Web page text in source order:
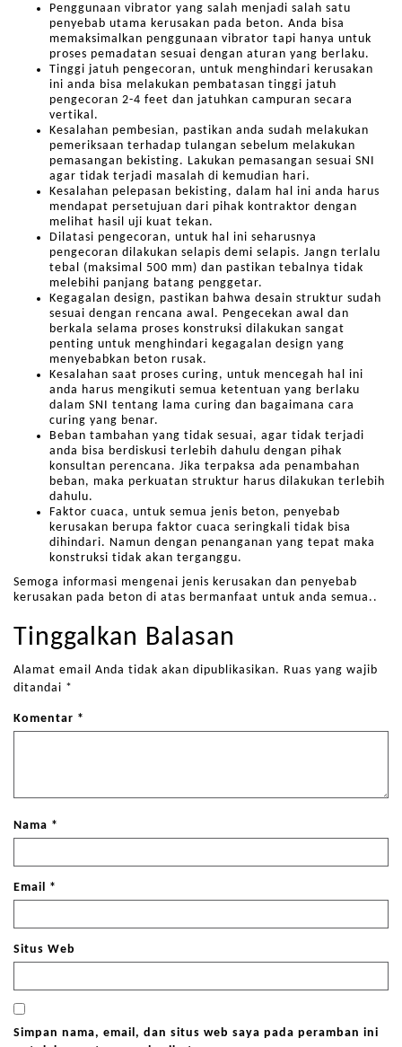
Penggunaan vibrator yang salah menjadi salah satu
penyebab utama kerusakan pada beton. Anda bisa
memaksimalkan penggunaan vibrator tapi hanya untuk
proses pemadatan sesuai dengan aturan yang berlaku.
Tinggi jatuh pengecoran, untuk menghindari kerusakan
ini anda bisa melakukan pembatasan tinggi jatuh
pengecoran 2-4 feet dan jatuhkan campuran secara
vertikal.
Kesalahan pembesian, pastikan anda sudah melakukan
pemeriksaan terhadap tulangan sebelum melakukan
pemasangan bekisting. Lakukan pemasangan sesuai SNI
agar tidak terjadi masalah di kemudian hari.
Kesalahan pelepasan bekisting, dalam hal ini anda harus
mendapat persetujuan dari pihak kontraktor dengan
melihat hasil uji kuat tekan.
Dilatasi pengecoran, untuk hal ini seharusnya
pengecoran dilakukan selapis demi selapis. Jangn terlalu
tebal (maksimal 500 mm) dan pastikan tebalnya tidak
melebihi panjang batang penggetar.
Kegagalan design, pastikan bahwa desain struktur sudah
sesuai dengan rencana awal. Pengecekan awal dan
berkala selama proses konstruksi dilakukan sangat
penting untuk menghindari kegagalan design yang
menyebabkan beton rusak.
Kesalahan saat proses curing, untuk mencegah hal ini
anda harus mengikuti semua ketentuan yang berlaku
dalam SNI tentang lama curing dan bagaimana cara
curing yang benar.
Beban tambahan yang tidak sesuai, agar tidak terjadi
anda bisa berdiskusi terlebih dahulu dengan pihak
konsultan perencana. Jika terpaksa ada penambahan
beban, maka perkuatan struktur harus dilakukan terlebih
dahulu.
Faktor cuaca, untuk semua jenis beton, penyebab
kerusakan berupa faktor cuaca seringkali tidak bisa
dihindari. Namun dengan penanganan yang tepat maka
konstruksi tidak akan terganggu.
Semoga informasi mengenai jenis kerusakan dan penyebab
kerusakan pada beton di atas bermanfaat untuk anda semua..
Tinggalkan Balasan
Alamat email Anda tidak akan dipublikasikan. Ruas yang wajib
ditandai *
Komentar *
Nama *
Email *
Situs Web
Simpan nama, email, dan situs web saya pada peramban ini